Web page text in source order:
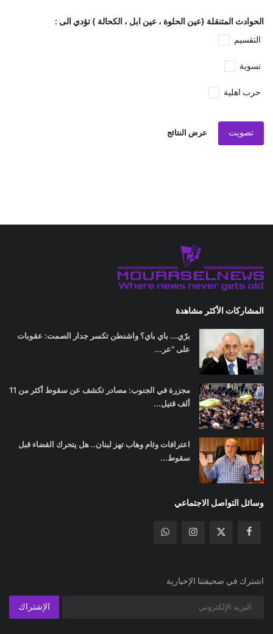
الحوادث المتنقلة (عين الحلوة ، عين ابل ، الكحالة ) تؤدي الى :
التقسيم
تسوية
حرب اهلية
تصويت عرض النتائج
المشاركات الأكثر مشاهدة
برّي... باي باي؟ واشنطن تكسر جدار الصمت: عقوبات
على "عر...
مجزرة في الجنوب: مصادر تكشف عن سقوط أكثر من 11
ألف قتيل...
اعترافات وئام وهاب تهز لبنان.. هل يتحرك القضاء قبل
سقوط...
وسائل التواصل الاجتماعي
اشترك في صحيفتنا الإخبارية
الإشتراك